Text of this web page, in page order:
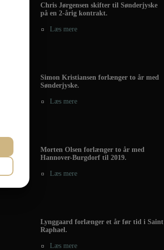
Chris Jørgensen skifter til Sønderjyske
på en 2-årig kontrakt.
Læs mere
Simon Kristiansen forlænger to år med
Sønderjyske.
Læs mere
Morten Olsen forlænger to år med
Hannover-Burgdorf til 2019.
Læs mere
Lynggaard forlænger et år før tid i Saint
Raphael.
Læs mere